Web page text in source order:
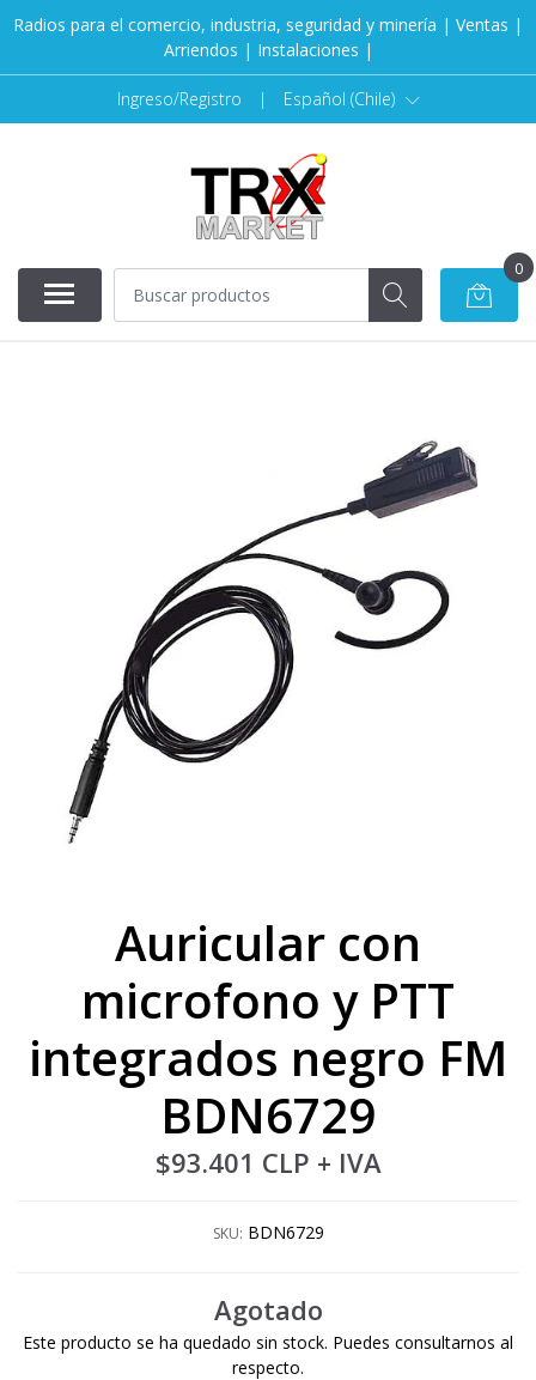
Radios para el comercio, industria, seguridad y minería | Ventas |
Arriendos | Instalaciones |
Ingreso/Registro | Español (Chile)
0
Auricular con
microfono y PTT
integrados negro FM
BDN6729
$93.401 CLP + IVA
SKU: BDN6729
Agotado
Este producto se ha quedado sin stock. Puedes consultarnos al
respecto.